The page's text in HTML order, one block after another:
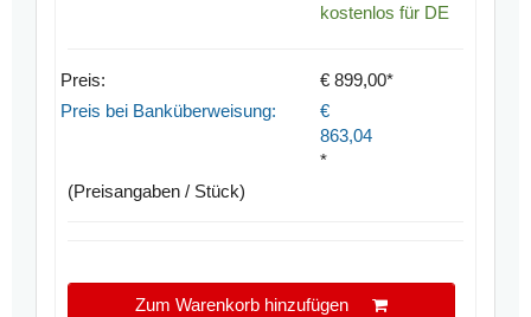
kostenlos für DE
Preis:
€ 899,00*
Preis bei Banküberweisung:
€
863,04
*
(Preisangaben / Stück)
Zum Warenkorb hinzufügen